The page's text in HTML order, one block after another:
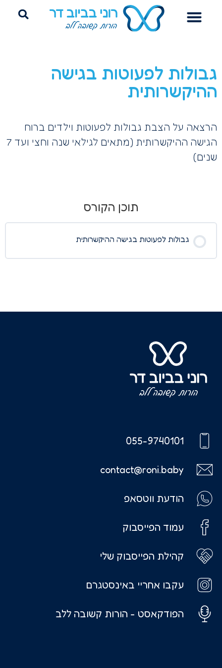
גבולות לפעוטות בגישה
ההיקשרותית
הרצאה על הצבת גבולות לפעוטות וילדים ברוח
הגישה ההיקשרותית (מתאים לגילאי שנה וחצי ועד 7
שנים)
תוכן הקורס
גבולות לפעוטות בגישה ההיקשרותית
055-9740101
contact@roni.baby
הודעת ווטסאפ
עמוד הפייסבוק
קהילת הפייסבוק שלי
עקבו אחריי באינסטגרם
הפודקאסט - הורות קשובה ללב